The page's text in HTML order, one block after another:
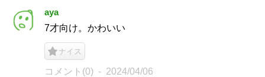
aya
7才向け。かわいい
ナイス
コメント(0) 2024/04/06